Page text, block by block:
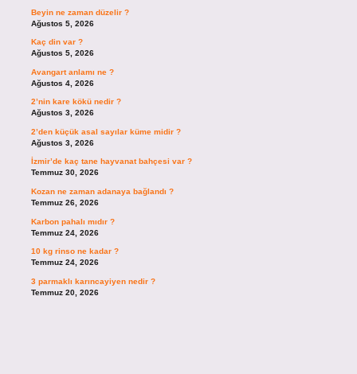
Beyin ne zaman düzelir ?
Ağustos 5, 2026
Kaç din var ?
Ağustos 5, 2026
Avangart anlamı ne ?
Ağustos 4, 2026
2’nin kare kökü nedir ?
Ağustos 3, 2026
2’den küçük asal sayılar küme midir ?
Ağustos 3, 2026
İzmir’de kaç tane hayvanat bahçesi var ?
Temmuz 30, 2026
Kozan ne zaman adanaya bağlandı ?
Temmuz 26, 2026
Karbon pahalı mıdır ?
Temmuz 24, 2026
10 kg rinso ne kadar ?
Temmuz 24, 2026
3 parmaklı karıncayiyen nedir ?
Temmuz 20, 2026